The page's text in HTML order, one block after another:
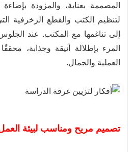
المصممة بعناية، والمزودة
لتنظيم الكتب والقطع الزخرفية
إلى تناغمها مع المكتب. عند
المرء بإطلالة أنيقة وجذابة،
العملية والجمال.
تصميم مريح ومناسب لبيئة